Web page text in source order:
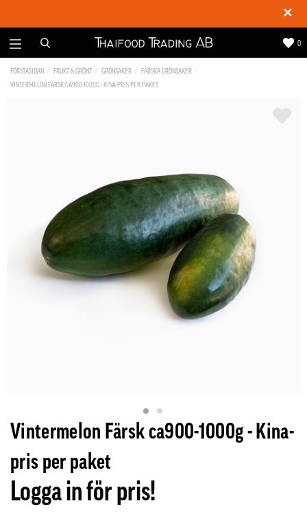
✕
0
FÖRSTASIDAN FRUKT & GRÖNT GRÖNSAKER
FÄRSKA GRÖNSAKER
VINTERMELON FÄRSK CA900-1000G - KINA-PRIS PER PAKET
Vintermelon Färsk ca900-1000g - Kina-
pris per paket
Logga in för pris!